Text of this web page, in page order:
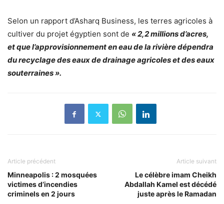
Selon un rapport d’Asharq Business, les terres agricoles à
cultiver du projet égyptien sont de « 2,2 millions d’acres,
et que l’approvisionnement en eau de la rivière dépendra
du recyclage des eaux de drainage agricoles et des eaux
souterraines ».
Article précédent
Minneapolis : 2 mosquées
victimes d’incendies
criminels en 2 jours
Article suivant
Le célèbre imam Cheikh
Abdallah Kamel est décédé
juste après le Ramadan